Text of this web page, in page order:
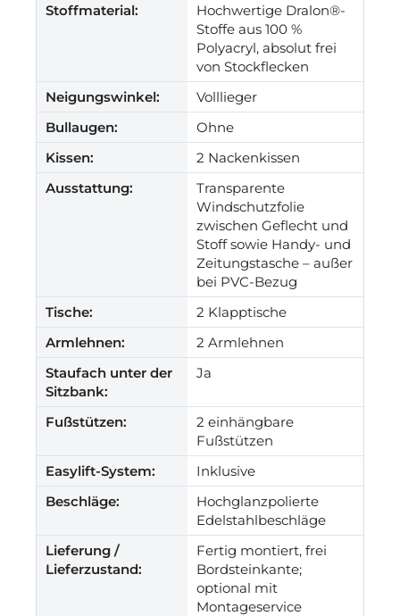
Stoffmaterial:
Hochwertige Dralon®-
Stoffe aus 100 %
Polyacryl, absolut frei
von Stockflecken
Neigungswinkel:
Volllieger
Bullaugen:
Ohne
Kissen:
2 Nackenkissen
Ausstattung:
Transparente
Windschutzfolie
zwischen Geflecht und
Stoff sowie Handy- und
Zeitungstasche – außer
bei PVC-Bezug
Tische:
2 Klapptische
Armlehnen:
2 Armlehnen
Staufach unter der
Sitzbank:
Ja
Fußstützen:
2 einhängbare
Fußstützen
Easylift-System:
Inklusive
Beschläge:
Hochglanzpolierte
Edelstahlbeschläge
Lieferung /
Lieferzustand:
Fertig montiert, frei
Bordsteinkante;
optional mit
Montageservice